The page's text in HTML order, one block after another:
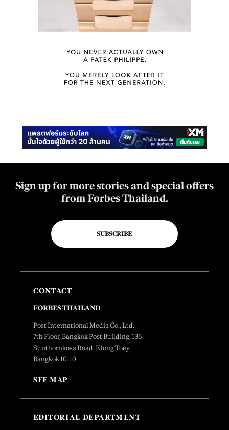
Sign up for more stories and special offers
from Forbes Thailand.
SUBSCRIBE
CONTACT
FORBES THAILAND
Post International Media Co., Ltd.
7th Floor, Bangkok Post Building, 136
Sunthornkosa Road, Klong Toey,
Bangkok 10110
SEE MAP
EDITORIAL DEPARTMENT